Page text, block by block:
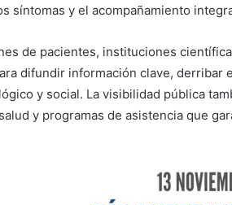
síntomas y el acompañamiento
de pacientes, instituciones
difundir información clave, derribar
y social. La visibilidad pública
y programas de asistencia que